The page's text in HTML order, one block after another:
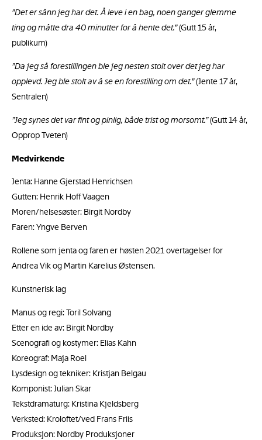
”Det er sånn jeg har det. Å leve i en bag, noen ganger glemme
ting og måtte dra 40 minutter for å hente det.”(Gutt 15 år,
publikum)
”Da jeg så forestillingen ble jeg nesten stolt over det jeg har
opplevd. Jeg ble stolt av å se en forestilling om det.”(Jente 17 år,
Sentralen)
”Jeg synes det var fint og pinlig, både trist og morsomt.”(Gutt 14 år,
Opprop Tveten)
Medvirkende
Jenta: Hanne Gjerstad Henrichsen
Gutten: Henrik Hoff Vaagen
Moren/helsesøster: Birgit Nordby
Faren: Yngve Berven
Rollene som jenta og faren er høsten 2021 overtagelser for
Andrea Vik og Martin Karelius Østensen.
Kunstnerisk lag
Manus og regi: Toril Solvang
Etter en ide av: Birgit Nordby
Scenografi og kostymer: Elias Kahn
Koreograf: Maja Roel
Lysdesign og tekniker: Kristjan Belgau
Komponist: Julian Skar
Tekstdramaturg: Kristina Kjeldsberg
Verksted: Kroloftet/ved Frans Friis
Produksjon: Nordby Produksjoner